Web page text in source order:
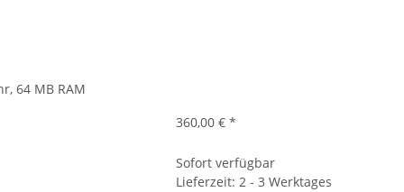
64 MB RAM
360,00 €*
Sofort verfügbar
Lieferzeit: 2 - 3 Werktages